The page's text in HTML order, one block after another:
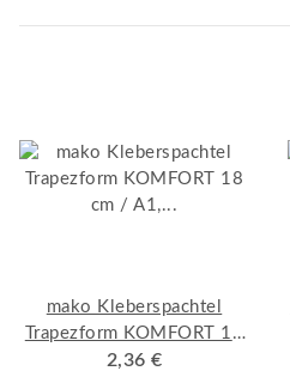
mako Kleberspachtel
Trapezform KOMFORT 18
cm / A1, Qualitäts-
2,36 €